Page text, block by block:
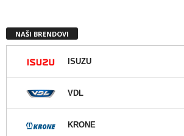
NAŠI BRENDOVI
ISUZU
VDL
KRONE